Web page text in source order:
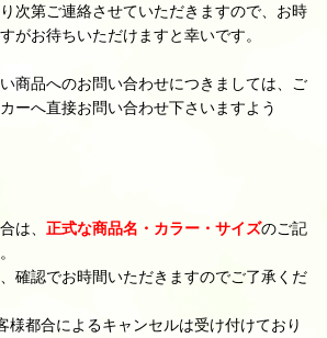
次第ご連絡させていただきますので、お時
がお待ちいただけますと幸いです。
商品へのお問い合わせにつきましては、ご
ーへ直接お問い合わせ下さいますよう
は、 正式な商品名・カラー・サイズのご記
確認でお時間いただきますのでご了承くだ
様都合によるキャンセルは受け付けており